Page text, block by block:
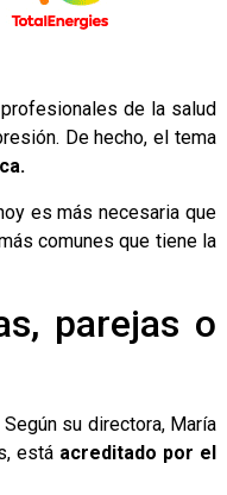
de la salud
De hecho, el tema
es más necesaria que
comunes que tiene la
parejas o
su directora, María
está acreditado por el